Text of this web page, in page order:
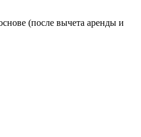
(после вычета аренды и